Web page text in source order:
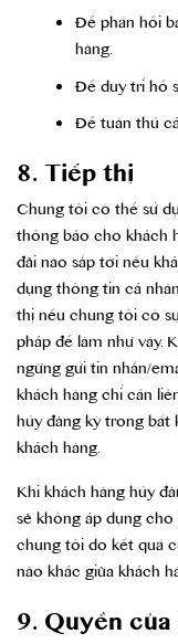
Để phản hồi
hàng.
Để duy trì hồ
Để tuân thủ
8. Tiếp thị
Chúng tôi có thể sử
thông báo cho khách
đãi nào sắp tới nếu
dụng thông tin cá
thị nếu chúng tôi có
pháp để làm như vậy.
ngừng gửi tin nhắn/
khách hàng chỉ cần
hủy đăng ký trong
khách hàng.
Khi khách hàng hủy
sẽ không áp dụng
chúng tôi do kết quả
nào khác giữa khách
9. Quyền